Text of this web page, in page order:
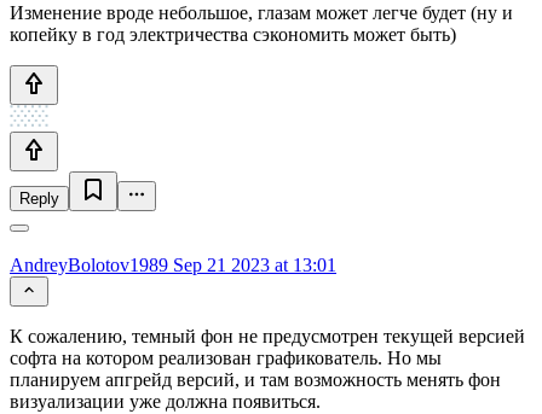
Изменение вроде небольшое, глазам может легче будет (ну и
копейку в год электричества сэкономить может быть)
Reply
AndreyBolotov1989 Sep 21 2023 at 13:01
К сожалению, темный фон не предусмотрен текущей версией
софта на котором реализован графикователь. Но мы
планируем апгрейд версий, и там возможность менять фон
визуализации уже должна появиться.